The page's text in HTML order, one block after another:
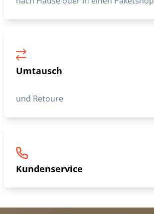
Umtausch
und Retoure
Kundenservice